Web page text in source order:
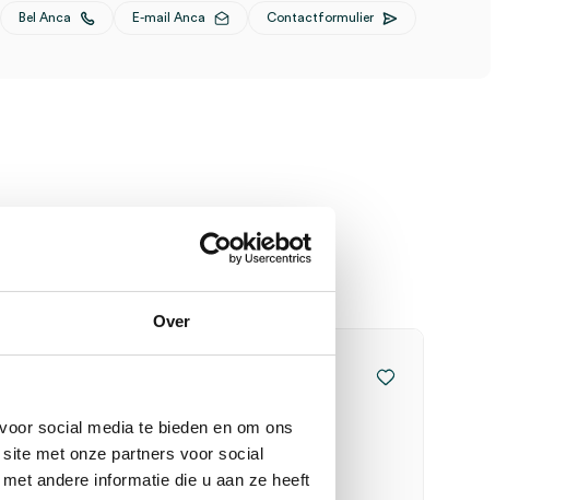
Over
social media te bieden en om ons
met onze partners voor social
andere informatie die u aan ze heeft
Bel Anca E-mail Anca Contactformulier